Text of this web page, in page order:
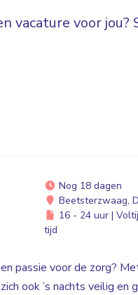
vacature voor jou?
Nog 18 dagen
Beetsterzwaag,
16 - 24 uur |
tijd
passie voor de zorg?
ook ’s nachts veilig en